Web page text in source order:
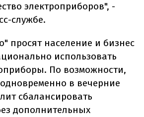
электроприборов", -
службе.
просят население и бизнес
использовать
По возможности,
в вечерние
сбалансировать
дополнительных